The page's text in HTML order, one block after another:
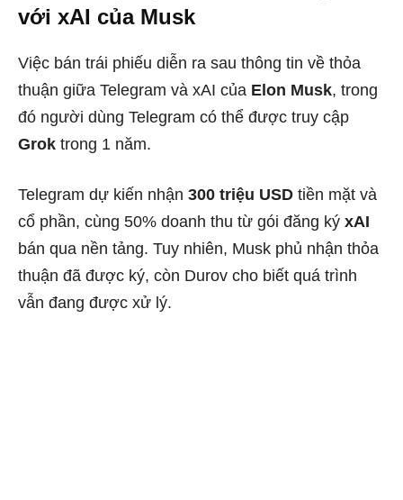
với xAI của Musk
Việc bán trái phiếu diễn ra sau thông tin về thỏa
thuận giữa Telegram và xAI của Elon Musk, trong
đó người dùng Telegram có thể được truy cập
Grok trong 1 năm.
Telegram dự kiến nhận 300 triệu USD tiền mặt và
cổ phần, cùng 50% doanh thu từ gói đăng ký xAI
bán qua nền tảng. Tuy nhiên, Musk phủ nhận thỏa
thuận đã được ký, còn Durov cho biết quá trình
vẫn đang được xử lý.